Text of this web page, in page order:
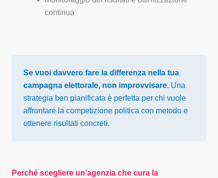
continua
Se vuoi davvero fare la differenza nella tua
campagna elettorale, non improvvisare. Una
strategia ben pianificata è perfetta per chi vuole
affrontare la competizione politica con metodo e
ottenere risultati concreti.
Perché scegliere un’agenzia che cura la